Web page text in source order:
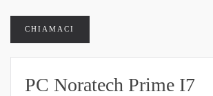
CHIAMACI
PC Noratech Prime I7